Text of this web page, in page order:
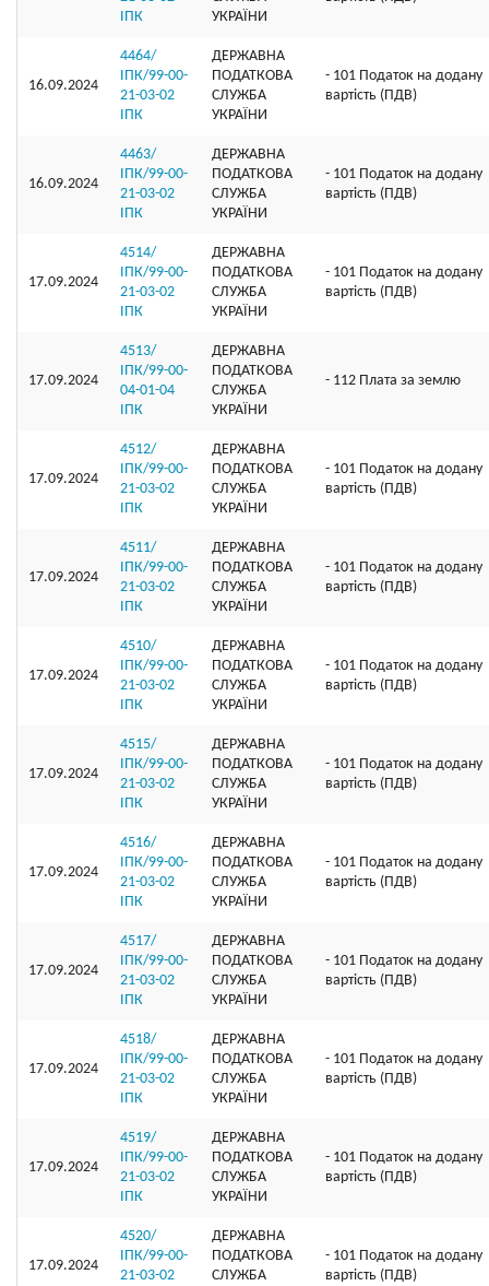
ІПК
УКРАЇНИ
16.09.2024
4464/
ІПК/99-00-
21-03-02
ІПК
ДЕРЖАВНА
ПОДАТКОВА
СЛУЖБА
УКРАЇНИ
- 101 Податок на додану
вартість (ПДВ)
16.09.2024
4463/
ІПК/99-00-
21-03-02
ІПК
ДЕРЖАВНА
ПОДАТКОВА
СЛУЖБА
УКРАЇНИ
- 101 Податок на додану
вартість (ПДВ)
17.09.2024
4514/
ІПК/99-00-
21-03-02
ІПК
ДЕРЖАВНА
ПОДАТКОВА
СЛУЖБА
УКРАЇНИ
- 101 Податок на додану
вартість (ПДВ)
17.09.2024
4513/
ІПК/99-00-
04-01-04
ІПК
ДЕРЖАВНА
ПОДАТКОВА
СЛУЖБА
УКРАЇНИ
- 112 Плата за землю
17.09.2024
4512/
ІПК/99-00-
21-03-02
ІПК
ДЕРЖАВНА
ПОДАТКОВА
СЛУЖБА
УКРАЇНИ
- 101 Податок на додану
вартість (ПДВ)
17.09.2024
4511/
ІПК/99-00-
21-03-02
ІПК
ДЕРЖАВНА
ПОДАТКОВА
СЛУЖБА
УКРАЇНИ
- 101 Податок на додану
вартість (ПДВ)
17.09.2024
4510/
ІПК/99-00-
21-03-02
ІПК
ДЕРЖАВНА
ПОДАТКОВА
СЛУЖБА
УКРАЇНИ
- 101 Податок на додану
вартість (ПДВ)
17.09.2024
4515/
ІПК/99-00-
21-03-02
ІПК
ДЕРЖАВНА
ПОДАТКОВА
СЛУЖБА
УКРАЇНИ
- 101 Податок на додану
вартість (ПДВ)
17.09.2024
4516/
ІПК/99-00-
21-03-02
ІПК
ДЕРЖАВНА
ПОДАТКОВА
СЛУЖБА
УКРАЇНИ
- 101 Податок на додану
вартість (ПДВ)
17.09.2024
4517/
ІПК/99-00-
21-03-02
ІПК
ДЕРЖАВНА
ПОДАТКОВА
СЛУЖБА
УКРАЇНИ
- 101 Податок на додану
вартість (ПДВ)
17.09.2024
4518/
ІПК/99-00-
21-03-02
ІПК
ДЕРЖАВНА
ПОДАТКОВА
СЛУЖБА
УКРАЇНИ
- 101 Податок на додану
вартість (ПДВ)
17.09.2024
4519/
ІПК/99-00-
21-03-02
ІПК
ДЕРЖАВНА
ПОДАТКОВА
СЛУЖБА
УКРАЇНИ
- 101 Податок на додану
вартість (ПДВ)
17.09.2024
4520/
ІПК/99-00-
21-03-02
ДЕРЖАВНА
ПОДАТКОВА
СЛУЖБА
- 101 Податок на додану
вартість (ПДВ)